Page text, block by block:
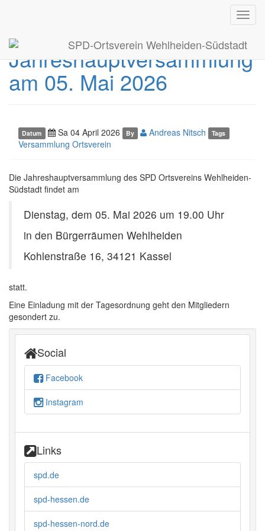
SPD-Ortsverein Wehlheiden-Südstadt
Terminankündigung
Jahreshauptversammlung
am 05. Mai 2026
Datum Sa 04 April 2026 By Andreas Nitsch Tags
Versammlung Ortsverein
Die Jahreshauptversammlung des SPD Ortsvereins Wehlheiden-
Südstadt findet am
Dienstag, dem 05. Mai 2026 um 19.00 Uhr
in den Bürgerräumen Wehlheiden
Kohlenstraße 16, 34121 Kassel
statt.
Eine Einladung mit der Tagesordnung geht den Mitgliedern
gesondert zu.
Social
Facebook
Instagram
Links
spd.de
spd-hessen.de
spd-hessen-nord.de